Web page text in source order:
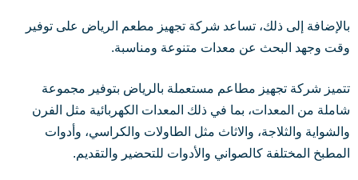
بالإضافة إلى ذلك، تساعد شركة تجهيز مطعم الرياض على توفير
وقت وجهد البحث عن معدات متنوعة ومناسبة.
تتميز شركة تجهيز مطاعم مستعملة بالرياض بتوفير مجموعة
شاملة من المعدات، بما في ذلك المعدات الكهربائية مثل الفرن
والشواية والثلاجة، والاثاث مثل الطاولات والكراسي، وأدوات
المطبخ المختلفة كالصواني والأدوات للتحضير والتقديم.